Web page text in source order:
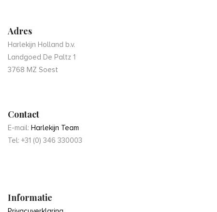
Adres
Harlekijn Holland b.v.
Landgoed De Paltz 1
3768 MZ Soest
Contact
E-mail: Harlekijn Team
Tel: +31 (0) 346 330003
Informatie